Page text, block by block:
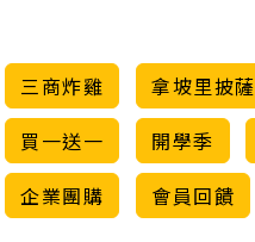
三商炸雞 拿坡里披薩
買一送一
開學季
企業團購
會員回饋